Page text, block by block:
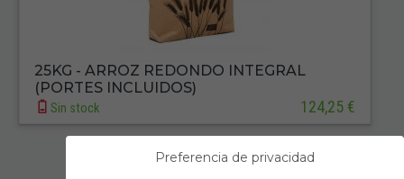
25KG - ARROZ REDONDO INTEGRAL
(PORTES INCLUIDOS)
Sin stock 124,25 €
Preferencia de privacidad